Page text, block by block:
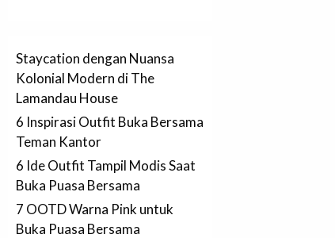
Staycation dengan Nuansa
Kolonial Modern di The
Lamandau House
6 Inspirasi Outfit Buka Bersama
Teman Kantor
6 Ide Outfit Tampil Modis Saat
Buka Puasa Bersama
7 OOTD Warna Pink untuk
Buka Puasa Bersama